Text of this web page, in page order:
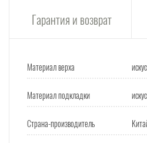
Гарантия и возврат
Материал верха
Материал подкладки
Страна-производитель